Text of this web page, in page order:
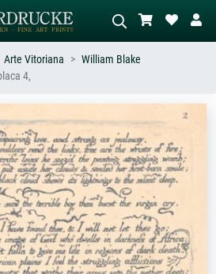
–
nu.
Descreva a cena – ex: prado verde,
abstrato com muito vermelho, pintura
a óleo escura, nu em pé ao lado de
uma árvore.
Arte Vitoriana
William Blake
4,